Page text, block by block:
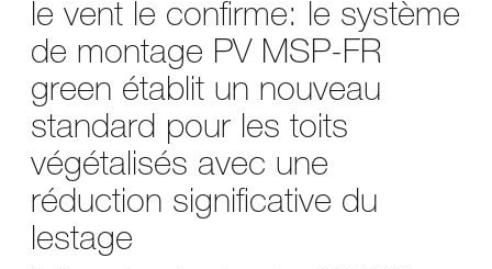
le vent le confirme: le système
de montage PV MSP-FR
green établit un nouveau
standard pour les toits
végétalisés avec une
réduction significative du
lestage